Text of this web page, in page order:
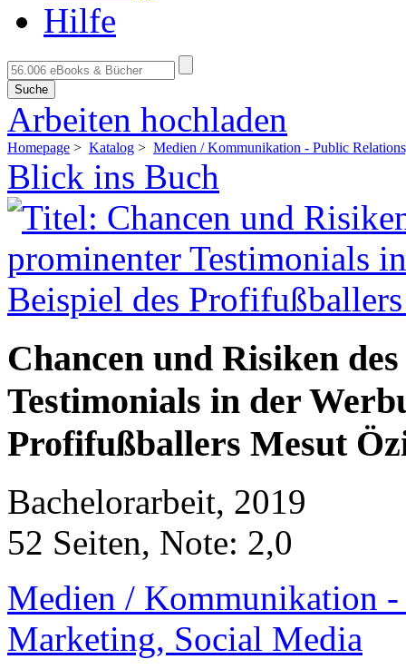
Hilfe
Suche
Arbeiten hochladen
Homepage > Katalog > Medien / Kommunikation - Public
Blick ins Buch
Chancen und Risiken
Testimonials in der
Profifußballers Mesut
Bachelorarbeit, 2019
52 Seiten, Note: 2,0
Medien / Kommunikation
Marketing, Social Media